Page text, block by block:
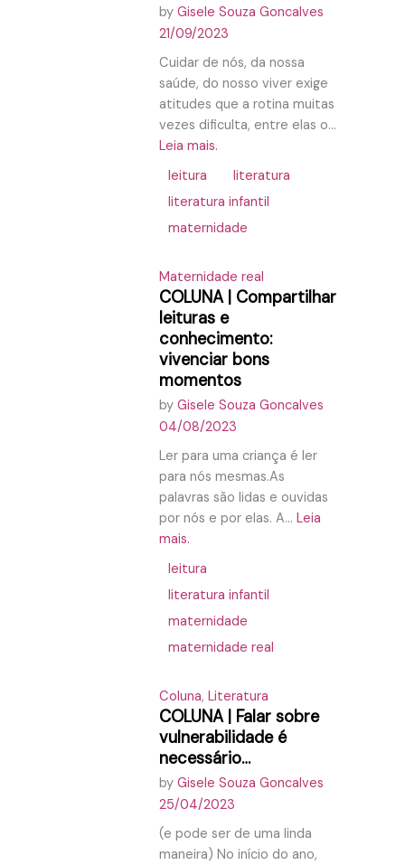
by Gisele Souza Goncalves
21/09/2023
Cuidar de nós, da nossa
saúde, do nosso viver exige
atitudes que a rotina muitas
vezes dificulta, entre elas o...
Leia mais.
leitura
literatura
literatura infantil
maternidade
Maternidade real
COLUNA | Compartilhar
leituras e
conhecimento:
vivenciar bons
momentos
by Gisele Souza Goncalves
04/08/2023
Ler para uma criança é ler
para nós mesmas.As
palavras são lidas e ouvidas
por nós e por elas. A... Leia
mais.
leitura
literatura infantil
maternidade
maternidade real
Coluna, Literatura
COLUNA | Falar sobre
vulnerabilidade é
necessário…
by Gisele Souza Goncalves
25/04/2023
(e pode ser de uma linda
maneira) No início do ano,